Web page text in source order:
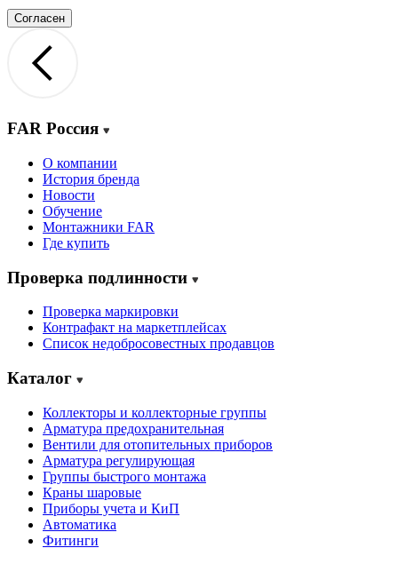
Согласен
FAR Россия
О компании
История бренда
Новости
Обучение
Монтажники FAR
Где купить
Проверка подлинности
Проверка маркировки
Контрафакт на маркетплейсах
Cписок недобросовестных продавцов
Каталог
Коллекторы и коллекторные группы
Арматура предохранительная
Вентили для отопительных приборов
Арматура регулирующая
Группы быстрого монтажа
Краны шаровые
Приборы учета и КиП
Автоматика
Фитинги